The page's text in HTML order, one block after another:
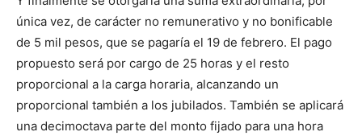
única vez, de carácter no remunerativo y no bonificable
de 5 mil pesos, que se pagaría el 19 de febrero. El pago
propuesto será por cargo de 25 horas y el resto
proporcional a la carga horaria, alcanzando un
proporcional también a los jubilados. También se aplicará
una decimoctava parte del monto fijado para una hora